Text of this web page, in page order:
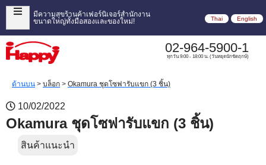
มีความสุขร้านค้าเฟอร์นิเจอร์สำนักงาน
ขนาดใหญ่ทั้งมือสองและของใหม่!
Thai English
02-964-5900-1
ทุกวัน 9:00 - 18:00 น. (วันหยุดนักขัตฤกษ์)
ด้านบน > บล็อก > Okamura ชุดโซฟารับแขก (3 ชิ้น)
10/02/2022
Okamura ชุดโซฟารับแขก (3 ชิ้น)
สินค้าแนะนำ